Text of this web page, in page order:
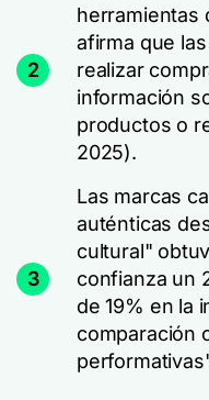
2
herramientas
afirma que
realizar
información
productos o
2025).
3
Las marcas
auténticas
cultural"
confianza un
de 19% en la
comparación